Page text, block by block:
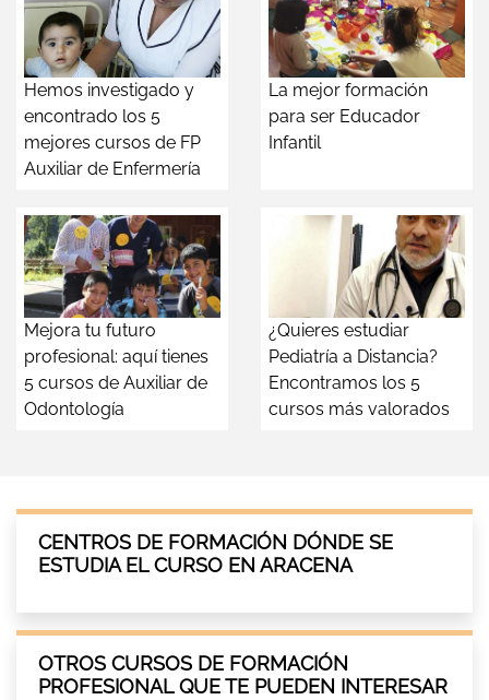
Hemos investigado y
encontrado los 5
mejores cursos de FP
Auxiliar de Enfermería
La mejor formación
para ser Educador
Infantil
Mejora tu futuro
profesional: aquí tienes
5 cursos de Auxiliar de
Odontología
¿Quieres estudiar
Pediatría a Distancia?
Encontramos los 5
cursos más valorados
CENTROS DE FORMACIÓN DÓNDE SE
ESTUDIA EL CURSO EN ARACENA
OTROS CURSOS DE FORMACIÓN
PROFESIONAL QUE TE PUEDEN INTERESAR